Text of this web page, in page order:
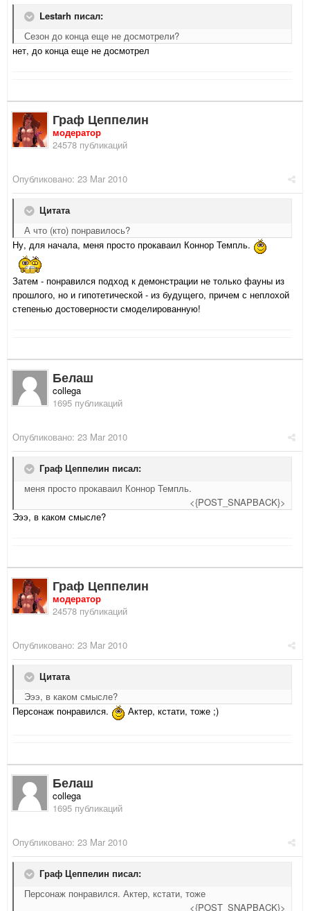
Lestarh писал:
Сезон до конца еще не досмотрели?
нет, до конца еще не досмотрел
Граф Цеппелин
модератор
24578 публикаций
Опубликовано: 23 Mar 2010
Цитата
А что (кто) понравилось?
Ну, для начала, меня просто прокаваил Коннор Темпль.
Затем - понравился подход к демонстрации не только фауны из
прошлого, но и гипотетической - из будущего, причем с неплохой
степенью достоверности смоделированную!
Белаш
collega
1695 публикаций
Опубликовано: 23 Mar 2010
Граф Цеппелин писал:
меня просто прокаваил Коннор Темпль.
<{POST_SNAPBACK}>
Эээ, в каком смысле?
Граф Цеппелин
модератор
24578 публикаций
Опубликовано: 23 Mar 2010
Цитата
Эээ, в каком смысле?
Персонаж понравился.
Актер, кстати, тоже ;)
Белаш
collega
1695 публикаций
Опубликовано: 23 Mar 2010
Граф Цеппелин писал:
Персонаж понравился. Актер, кстати, тоже
<{POST_SNAPBACK}>